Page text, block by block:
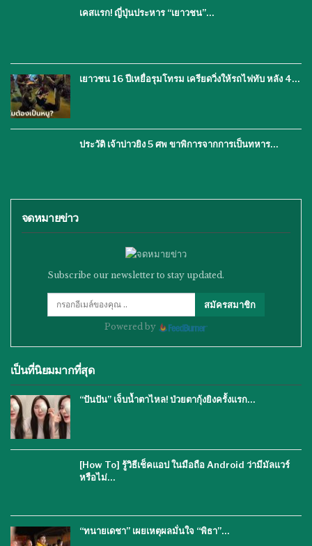
เคสแรก! ญี่ปุ่นประหาร “เยาวชน”…
เยาวชน 16 ปีเหยื่อรุมโทรม เครียดวิ่งให้รถไฟทับ หลัง 4…
ประวัติ เจ้าบ่าวยิง 5 ศพ ขาพิการจากการเป็นทหาร…
จดหมายข่าว
Subscribe our newsletter to stay updated.
สมัครสมาชิก
Powered by
เป็นที่นิยมมากที่สุด
“ปันปัน” เจ็บน้ำตาไหล! ป่วยตากุ้งยิงครั้งแรก…
[How To] รู้วิธีเช็คแอป ในมือถือ Android ว่ามีมัลแวร์
หรือไม่…
“ทนายเดชา” เผยเหตุผลมั่นใจ “พิธา”…